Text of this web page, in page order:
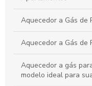
Aquecedor a Gás de
Aquecedor a Gás de
Aquecedor a gás
modelo ideal para